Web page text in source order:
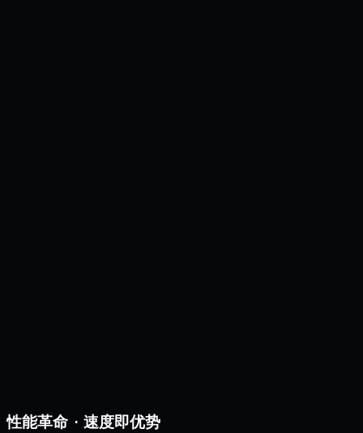
性能革命 · 速度即优势